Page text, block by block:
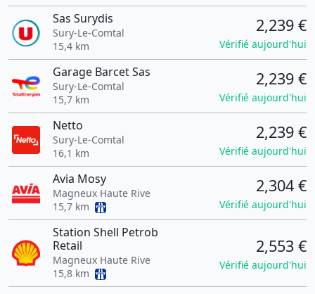
Sas Surydis
Sury-Le-Comtal
15,4 km
2,239 €
Vérifié aujourd'hui
Garage Barcet Sas
Sury-Le-Comtal
15,7 km
2,239 €
Vérifié aujourd'hui
Netto
Sury-Le-Comtal
16,1 km
2,239 €
Vérifié aujourd'hui
Avia Mosy
Magneux Haute Rive
15,7 km
2,304 €
Vérifié aujourd'hui
Station Shell Petrob
Retail
Magneux Haute Rive
15,8 km
2,553 €
Vérifié aujourd'hui